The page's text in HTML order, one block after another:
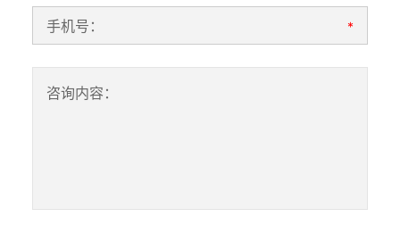
手机号： *
咨询内容：